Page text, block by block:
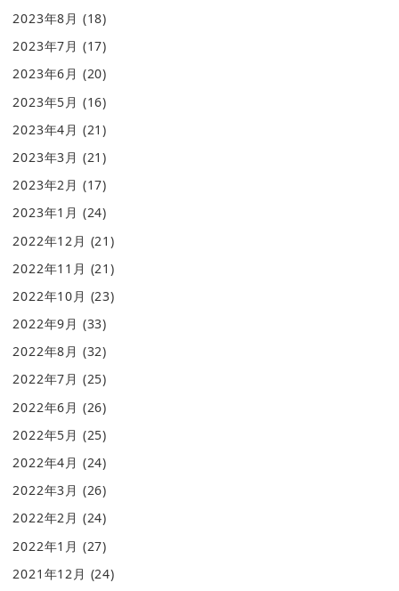
2023年8月 (18)
2023年7月 (17)
2023年6月 (20)
2023年5月 (16)
2023年4月 (21)
2023年3月 (21)
2023年2月 (17)
2023年1月 (24)
2022年12月 (21)
2022年11月 (21)
2022年10月 (23)
2022年9月 (33)
2022年8月 (32)
2022年7月 (25)
2022年6月 (26)
2022年5月 (25)
2022年4月 (24)
2022年3月 (26)
2022年2月 (24)
2022年1月 (27)
2021年12月 (24)